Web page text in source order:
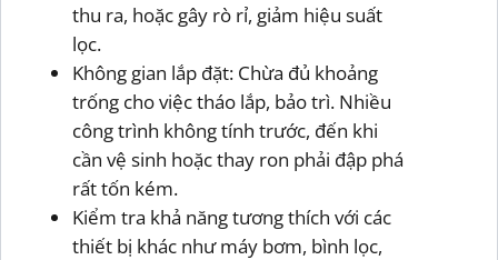
thu ra, hoặc gây rò rỉ, giảm hiệu suất
lọc.
Không gian lắp đặt: Chừa đủ khoảng
trống cho việc tháo lắp, bảo trì. Nhiều
công trình không tính trước, đến khi
cần vệ sinh hoặc thay ron phải đập phá
rất tốn kém.
Kiểm tra khả năng tương thích với các
thiết bị khác như máy bơm, bình lọc,